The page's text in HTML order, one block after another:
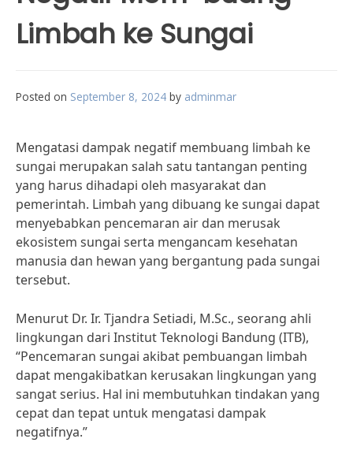
Limbah ke Sungai
Posted on September 8, 2024 by adminmar
Mengatasi dampak negatif membuang limbah ke
sungai merupakan salah satu tantangan penting
yang harus dihadapi oleh masyarakat dan
pemerintah. Limbah yang dibuang ke sungai dapat
menyebabkan pencemaran air dan merusak
ekosistem sungai serta mengancam kesehatan
manusia dan hewan yang bergantung pada sungai
tersebut.
Menurut Dr. Ir. Tjandra Setiadi, M.Sc., seorang ahli
lingkungan dari Institut Teknologi Bandung (ITB),
“Pencemaran sungai akibat pembuangan limbah
dapat mengakibatkan kerusakan lingkungan yang
sangat serius. Hal ini membutuhkan tindakan yang
cepat dan tepat untuk mengatasi dampak
negatifnya.”